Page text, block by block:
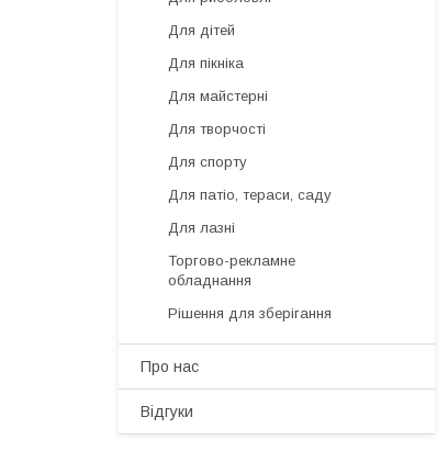
Для дітей
Для пікніка
Для майстерні
Для творчості
Для спорту
Для патіо, тераси, саду
Для лазні
Торгово-рекламне
обладнання
Рішення для зберігання
Про нас
Відгуки